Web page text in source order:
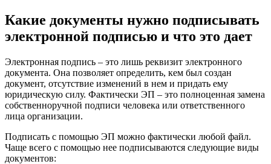
Какие документы нужно подписывать
электронной подписью и что это дает
Электронная подпись – это лишь реквизит электронного
документа. Она позволяет определить, кем был создан
документ, отсутствие изменений в нем и придать ему
юридическую силу. Фактически ЭП – это полноценная замена
собственноручной подписи человека или ответственного
лица организации.
Подписать с помощью ЭП можно фактически любой файл.
Чаще всего с помощью нее подписываются следующие виды
документов: